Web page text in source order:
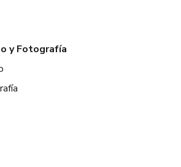
y Fotografía